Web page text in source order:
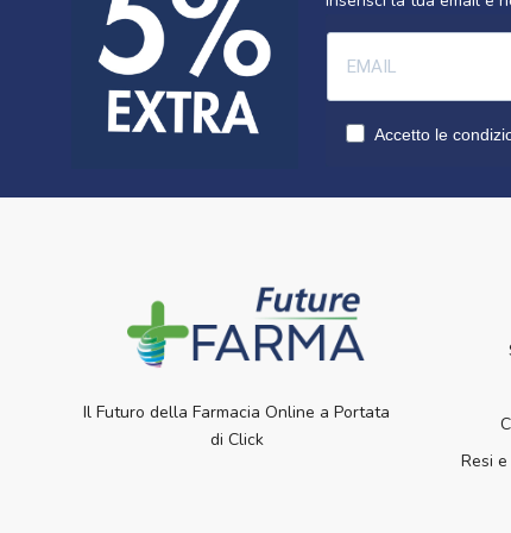
Accetto le
Il Futuro della Farmacia Online a Portata
di Click
Resi